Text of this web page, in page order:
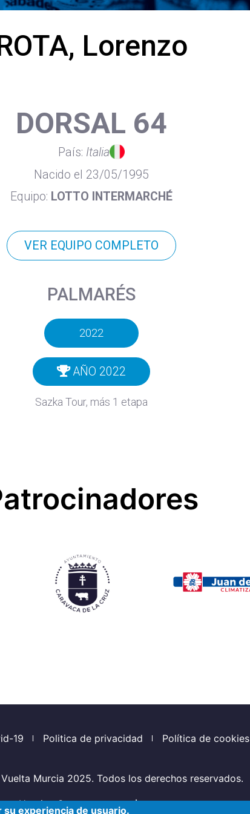
Lorenzo
DORSAL 64
País: Italia
Nacido el 23/05/1995
Equipo: LOTTO INTERMARCHÉ
VER EQUIPO COMPLETO
PALMARÉS
2022
AÑO 2022
Sazka Tour, más 1 etapa
experiencia de usuario.
19 Politica de privacidad Política de cookies
Vuelta Murcia 2025. Todos los derechos reservados.
Hosting Sponsor: